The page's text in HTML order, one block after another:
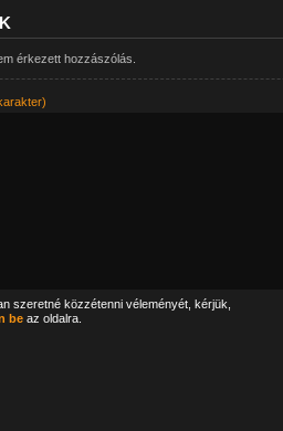
érkezett hozzászólás.
szeretné közzétenni véleményét, kérjük,
beaz oldalra.